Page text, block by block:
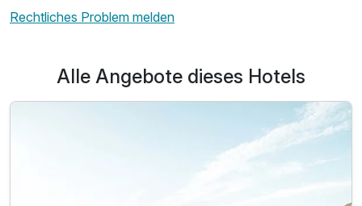
Doppelzimmer Thermenblick
2 Erwachsene und 1 Kind
Rechtliches Problem melden
Alle Angebote dieses Hotels